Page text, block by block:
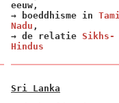
eeuw,
→ boeddhisme in
Nadu ,
→ de relatie Sikhs-
Hindus
Sri Lanka